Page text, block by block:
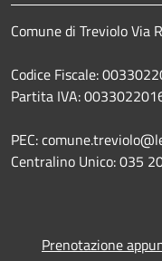
Comune di Treviolo Via
Codice Fiscale:
Partita IVA:
PEC:
Centralino Unico:035
Prenotazione